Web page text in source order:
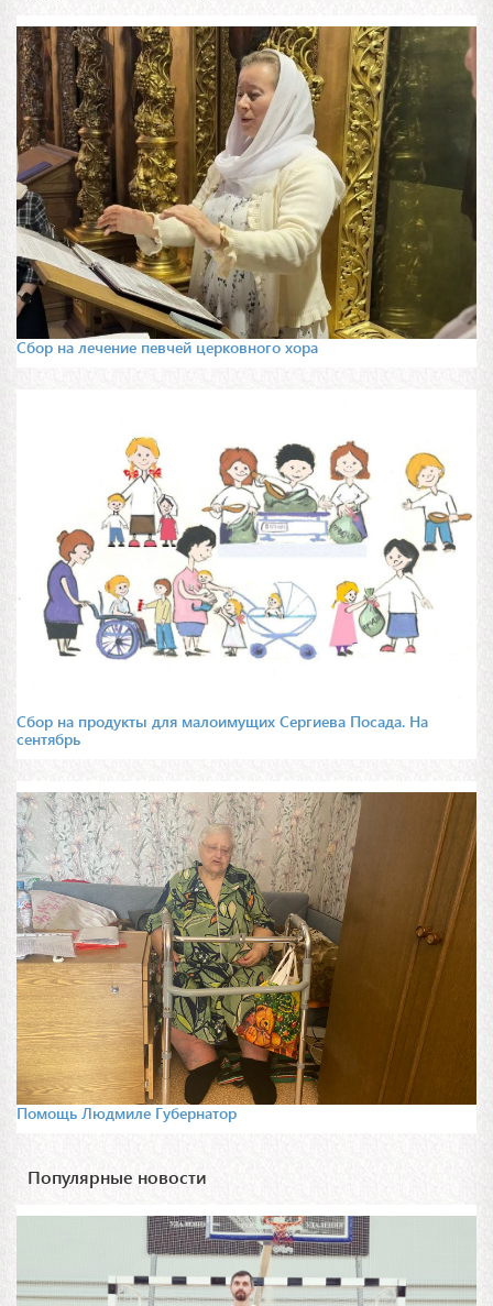
Сбор на лечение певчей церковного хора
Сбор на продукты для малоимущих Сергиева Посада. На
сентябрь
Помощь Людмиле Губернатор
Популярные новости